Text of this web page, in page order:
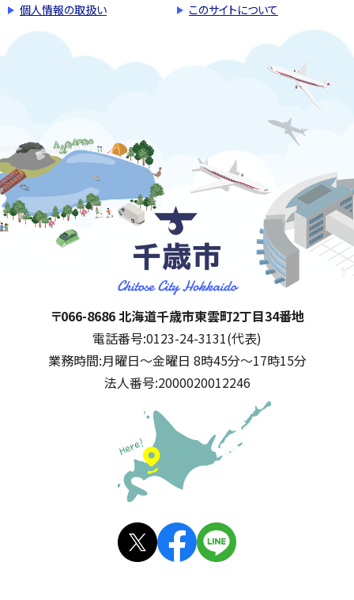
個人情報の取扱い
このサイトについて
千歳市
住所:
〒066-8686 北海道千歳市東雲町2丁目34番地
電話番号:0123-24-3131(代表)
業務時間:月曜日～金曜日 8時45分～17時15分
法人番号:2000020012246
公式SNS